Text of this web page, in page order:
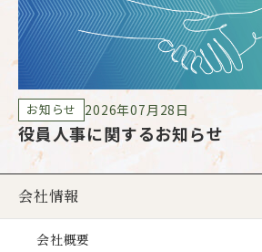
お知らせ 2026年07月28日
役員人事に関するお知らせ
会社情報
会社概要